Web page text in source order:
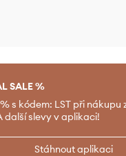
SALE %
s kódem: LST při nákupu
další slevy v aplikaci!
Stáhnout aplikaci